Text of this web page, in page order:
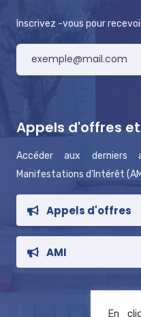
Inscrivez -vous pour
Appels d'offres et
Accéder aux derniers
Manifestations d’Intérêt
Appels d'offres
AMI
En